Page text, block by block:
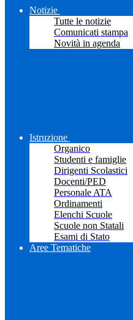
Notizie
Tutte le notizie
Comunicati stampa
Novità in agenda
Istruzione
Organico
Studenti e famiglie
Dirigenti Scolastici
Docenti/PED
Personale ATA
Ordinamenti
Elenchi Scuole
Scuole non Statali
Esami di Stato
Aree Tematiche